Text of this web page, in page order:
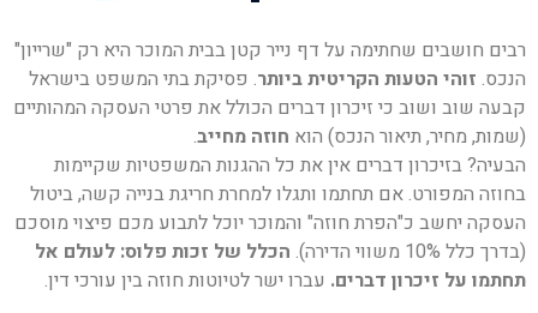
רבים חושבים שחתימה על דף נייר קטן בבית המוכר היא רק "שרייון"
הנכס. זוהי הטעות הקריטית ביותר. פסיקת בתי המשפט בישראל
קבעה שוב ושוב כי זיכרון דברים הכולל את פרטי העסקה המהותיים
(שמות, מחיר, תיאור הנכס) הוא חוזה מחייב.
הבעיה? בזיכרון דברים אין את כל ההגנות המשפטיות שקיימות
בחוזה המפורט. אם תחתמו ותגלו למחרת חריגת בנייה קשה, ביטול
העסקה יחשב כ"הפרת חוזה" והמוכר יוכל לתבוע מכם פיצוי מוסכם
(בדרך כלל 10% משווי הדירה).
הכלל של זכות פלוס: לעולם אל
תחתמו על זיכרון דברים. עברו ישר לטיוטות חוזה בין עורכי דין.